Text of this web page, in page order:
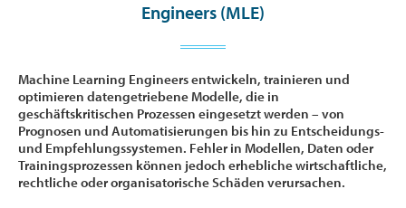
Engineers (MLE)
Machine Learning Engineers entwickeln, trainieren und
optimieren datengetriebene Modelle, die in
geschäftskritischen Prozessen eingesetzt werden – von
Prognosen und Automatisierungen bis hin zu Entscheidungs-
und Empfehlungssystemen. Fehler in Modellen, Daten oder
Trainingsprozessen können jedoch erhebliche wirtschaftliche,
rechtliche oder organisatorische Schäden verursachen.